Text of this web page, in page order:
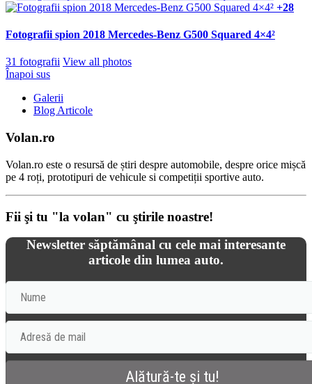
+28
Fotografii spion 2018 Mercedes-Benz G500 Squared 4×4²
31 fotografii View all photos
Înapoi sus
Galerii
Blog Articole
Volan.ro
Volan.ro este o resursă de știri despre automobile, despre orice mișcă
pe 4 roți, prototipuri de vehicule si competiții sportive auto.
Fii şi tu "la volan" cu ştirile noastre!
Newsletter săptămânal cu cele mai interesante
articole din lumea auto.